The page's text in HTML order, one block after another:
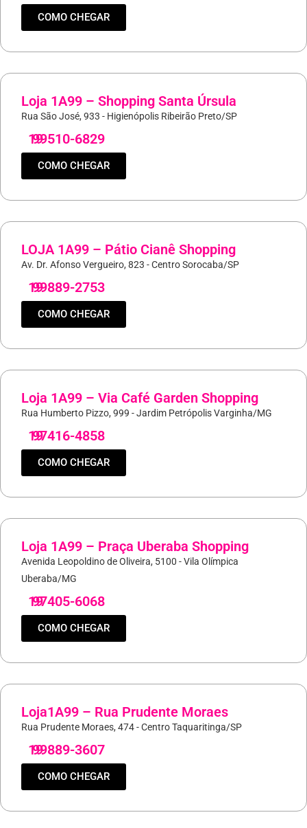
COMO CHEGAR
Loja 1A99 – Shopping Santa Úrsula
Rua São José, 933 - Higienópolis Ribeirão Preto/SP
19
99510-6829
COMO CHEGAR
LOJA 1A99 – Pátio Cianê Shopping
Av. Dr. Afonso Vergueiro, 823 - Centro Sorocaba/SP
19
99889-2753
COMO CHEGAR
Loja 1A99 – Via Café Garden Shopping
Rua Humberto Pizzo, 999 - Jardim Petrópolis Varginha/MG
19
97416-4858
COMO CHEGAR
Loja 1A99 – Praça Uberaba Shopping
Avenida Leopoldino de Oliveira, 5100 - Vila Olímpica
Uberaba/MG
19
97405-6068
COMO CHEGAR
Loja1A99 – Rua Prudente Moraes
Rua Prudente Moraes, 474 - Centro Taquaritinga/SP
19
99889-3607
COMO CHEGAR